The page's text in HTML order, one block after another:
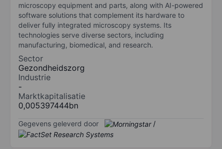
microscopy equipment and parts, along with AI-powered
software solutions that complement its hardware to
deliver fully integrated microscopy systems. Its
technologies serve diverse sectors, including
manufacturing, biomedical, and research.
Sector
Gezondheidszorg
Industrie
-
Marktkapitalisatie
0,005397444bn
Gegevens geleverd door /